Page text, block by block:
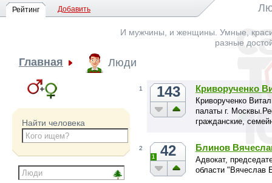
Рейтинг Добавить
И мужчины, и женщины. Умные,
разные
Главная Люди
Найти человека
1 143 Криворученко
Криворученко
палаты г.
гражданские,
2 42
1
Блинов
Адвокат,
области "Вячеслав